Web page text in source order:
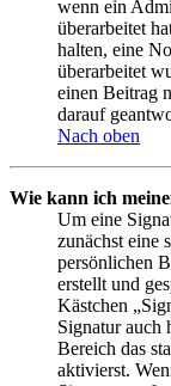
wenn ein
überarbeitet
halten, eine
überarbeitet
einen Beitrag
darauf
Nach oben
Wie kann ich
Um eine
zunächst eine
persönlichen
erstellt und
Kästchen
Signatur auch
Bereich das
aktivierst.